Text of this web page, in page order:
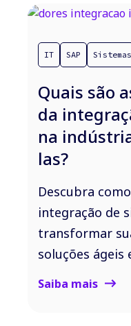
IT SAP
Quais são
da
na
las?
Descubra
integração de
transformar
soluções ágeis
Saiba mais